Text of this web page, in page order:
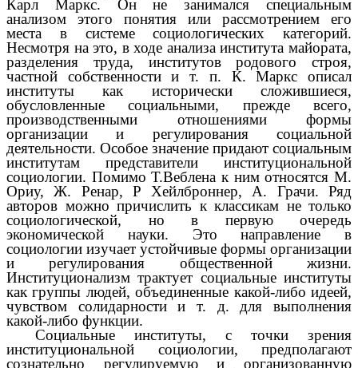
Карл Маркс. Он не занимался специальным
анализом этого понятия или рассмотрением его
места в системе социологических категорий.
Несмотря на это, в ходе анализа института майората,
разделения труда, институтов родового строя,
частной собственности и т. п. К. Маркс описал
институты как исторически сложившиеся,
обусловленные социальными, прежде всего,
производственными отношениями формы
организации и регулирования социальной
деятельности. Особое значение придают социальным
институтам представители институциональной
социологии. Помимо Т.Веблена к ним относятся М.
Ориу, Ж. Ренар, Р Хейлброннер, А. Грачи. Ряд
авторов можно причислить к классикам не только
социологической, но в первую очередь
экономической науки. Это направление в
социологии изучает устойчивые формы организации
и регулирования общественной жизни.
Институционализм трактует социальные институты
как группы людей, объединенные какой-либо идеей,
чувством солидарности и т. д. для выполнения
какой-либо функции.
Социальные институты, с точки зрения
институциональной социологии, предполагают
сознательно регулируемую и организованную